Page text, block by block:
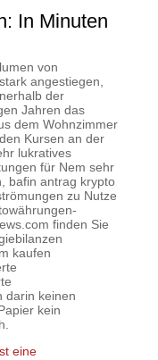
In Minuten
von
angestiegen,
der
Jahren das
dem Wohnzimmer
Kursen an der
lukratives
für Nem sehr
bafin antrag krypto
zu Nutze
finden Sie
kaufen
darin keinen
kein
eine